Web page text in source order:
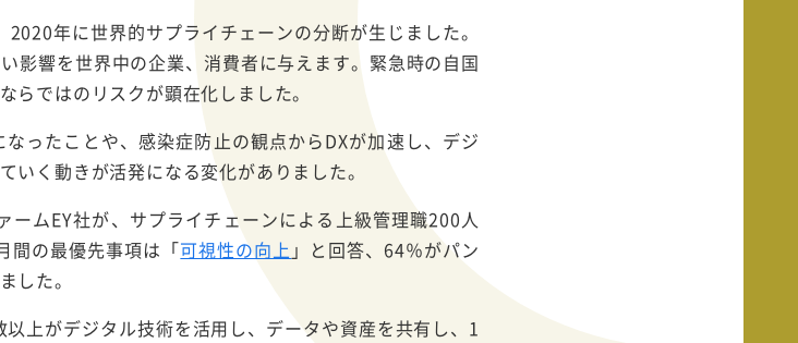
年に世界的サプライチェーンの分断が生じました。
影響を世界中の企業、消費者に与えます。緊急時の自国
ではのリスクが顕在化しました。
ったことや、感染症防止の観点からDXが加速し、デジ
く動きが活発になる変化がありました。
ムEY社が、サプライチェーンによる上級管理職200人
間の最優先事項は「可視性の向上 」と回答、64％がパン
した。
上がデジタル技術を活用し、データや資産を共有し、1